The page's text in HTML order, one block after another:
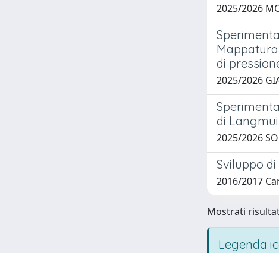
2025/2026
di
2025/2026
di
2025/2026
Sviluppo
2016/2017
Mostrati
Legenda